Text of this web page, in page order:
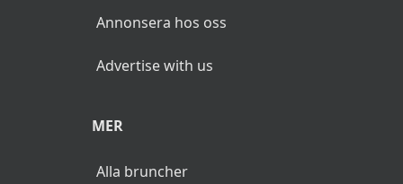
Annonsera hos oss
Advertise with us
MER
Alla bruncher